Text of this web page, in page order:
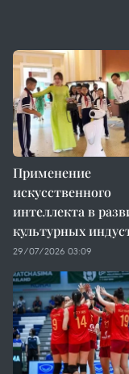
Применение
искусственного
интеллекта в
культурных
29/07/2026 03:09